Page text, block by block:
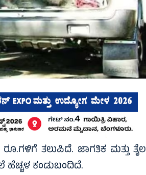
ತಲುಪಿದೆ. ಜಾಗತಿಕ ಮತ್ತು ತೈಲ
ಕಂಡುಬಂದಿದೆ.